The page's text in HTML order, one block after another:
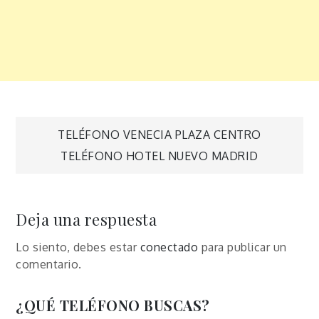
Navegación
entradas
TELÉFONO VENECIA PLAZA CENTRO
TELÉFONO HOTEL NUEVO MADRID
Deja una respuesta
Lo siento, debes estar conectado para publicar un
comentario.
¿QUÉ TELÉFONO BUSCAS?